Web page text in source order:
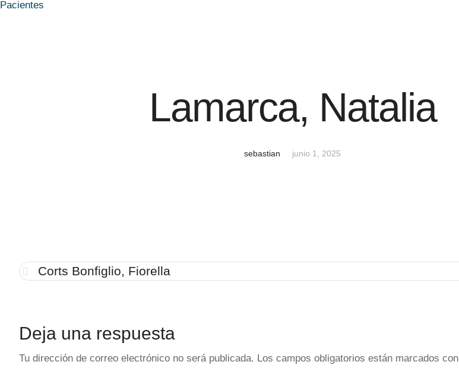
Pacientes
Lamarca, Natalia
sebastian junio 1, 2025
Corts Bonfiglio, Fiorella
Deja una respuesta
Tu dirección de correo electrónico no será publicada. Los campos obligatorios están marcados con